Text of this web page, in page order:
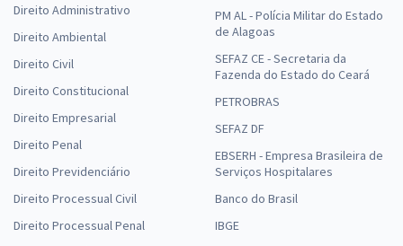
Direito Administrativo
Direito Ambiental
Direito Civil
Direito Constitucional
Direito Empresarial
Direito Penal
Direito Previdenciário
Direito Processual Civil
Direito Processual Penal
PM AL - Polícia Militar do Estado
de Alagoas
SEFAZ CE - Secretaria da
Fazenda do Estado do Ceará
PETROBRAS
SEFAZ DF
EBSERH - Empresa Brasileira de
Serviços Hospitalares
Banco do Brasil
IBGE